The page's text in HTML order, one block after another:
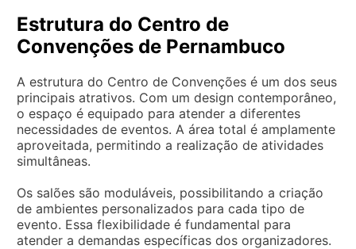
Estrutura do Centro de
Convenções de Pernambuco
A estrutura do Centro de Convenções é um dos seus
principais atrativos. Com um design contemporâneo,
o espaço é equipado para atender a diferentes
necessidades de eventos. A área total é amplamente
aproveitada, permitindo a realização de atividades
simultâneas.
Os salões são moduláveis, possibilitando a criação
de ambientes personalizados para cada tipo de
evento. Essa flexibilidade é fundamental para
atender a demandas específicas dos organizadores.